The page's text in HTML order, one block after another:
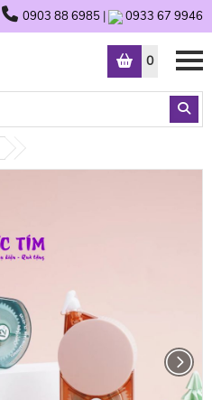
0903 88 6985 | 0933 67 9946
0